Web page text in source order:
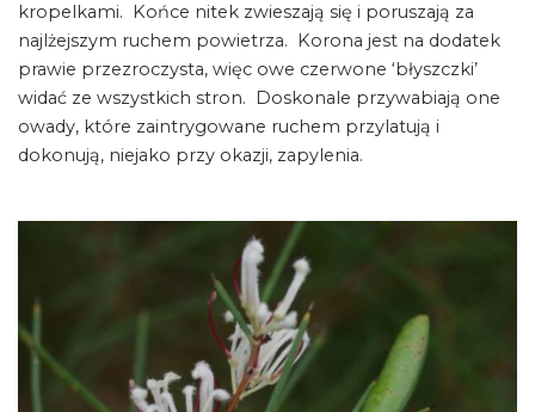
kropelkami. Końce nitek zwieszają się i poruszają za
najlżejszym ruchem powietrza. Korona jest na dodatek
prawie przezroczysta, więc owe czerwone ‘błyszczki’
widać ze wszystkich stron. Doskonale przywabiają one
owady, które zaintrygowane ruchem przylatują i
dokonują, niejako przy okazji, zapylenia.